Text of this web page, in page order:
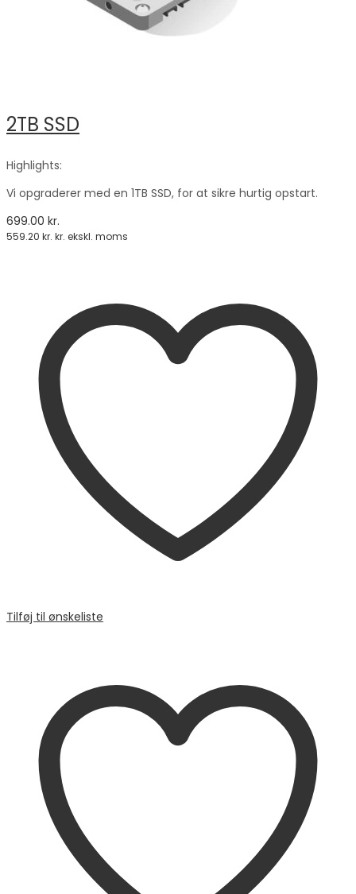
2TB SSD
Highlights:
Vi opgraderer med en 1TB SSD, for at sikre hurtig opstart.
699.00 kr.
559.20 kr. kr. ekskl. moms
Tilføj til ønskeliste